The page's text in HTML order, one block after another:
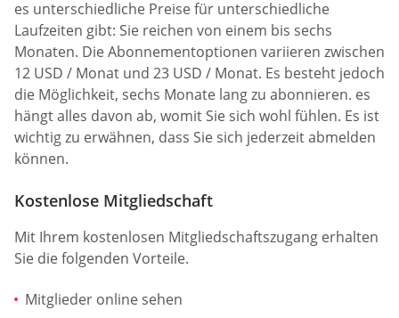
es unterschiedliche Preise für unterschiedliche
Laufzeiten gibt: Sie reichen von einem bis sechs
Monaten. Die Abonnementoptionen variieren zwischen
12 USD / Monat und 23 USD / Monat. Es besteht jedoch
die Möglichkeit, sechs Monate lang zu abonnieren. es
hängt alles davon ab, womit Sie sich wohl fühlen. Es ist
wichtig zu erwähnen, dass Sie sich jederzeit abmelden
können.
Kostenlose Mitgliedschaft
Mit Ihrem kostenlosen Mitgliedschaftszugang erhalten
Sie die folgenden Vorteile.
Mitglieder online sehen